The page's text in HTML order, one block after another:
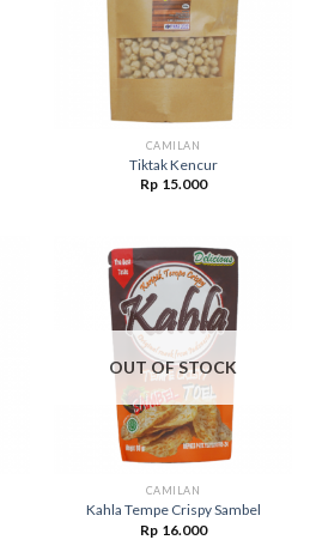
CAMILAN
Tiktak Kencur
Rp 15.000
OUT OF STOCK
CAMILAN
Kahla Tempe Crispy Sambel
Rp 16.000